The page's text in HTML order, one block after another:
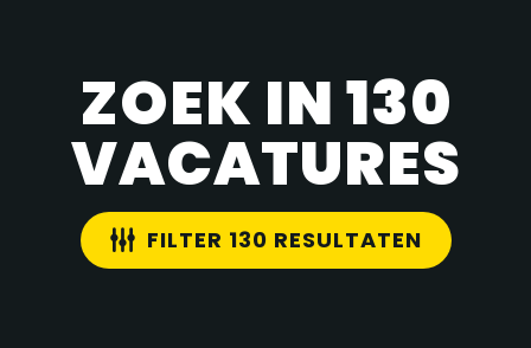
ZOEK IN 130
VACATURES
FILTER 130 RESULTATEN